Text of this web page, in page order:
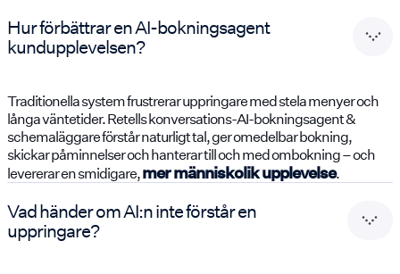
Hur förbättrar en AI-bokningsagent
kundupplevelsen?
Traditionella system frustrerar uppringare med stela menyer och
långa väntetider. Retells konversations-AI-bokningsagent &
schemaläggare förstår naturligt tal, ger omedelbar bokning,
skickar påminnelser och hanterar till och med ombokning – och
levererar en smidigare,mer människolik upplevelse.
Vad händer om AI:n inte förstår en
uppringare?